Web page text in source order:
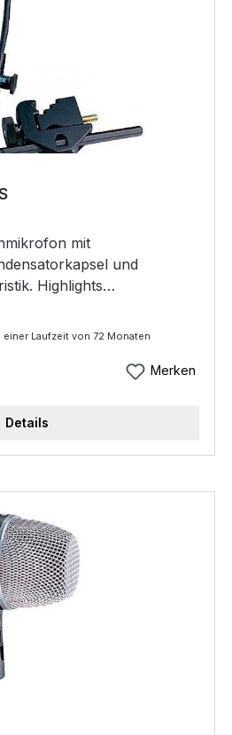
mit
und
Optimierter
Studioqualität
bei maximaler
flexible Positionierung mit
Legendäre
Betrieb mit
preamp mit schaltbarem HP
(-10 dB)
Laufzeit von 72 Monaten
Merken
Details